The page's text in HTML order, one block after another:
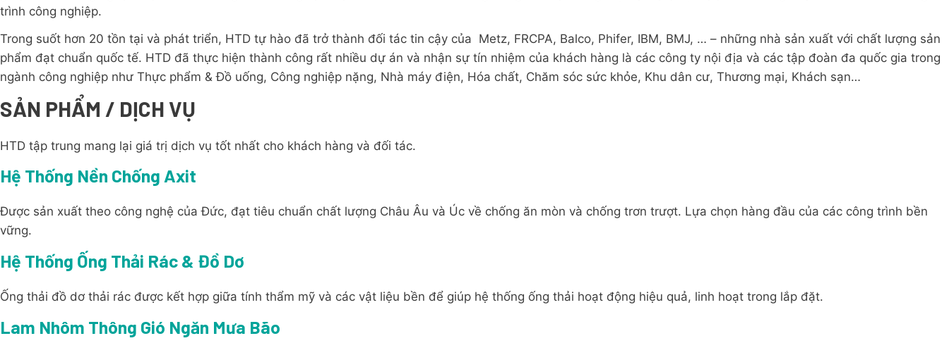
trình công nghiệp.
Trong suốt hơn 20 tồn tại và phát triển, HTD tự hào đã trở thành đối tác tin cậy của Metz, FRCPA, Balco, Phifer, IBM, BMJ, … – những nhà sản xuất với chất lượng sản
phẩm đạt chuẩn quốc tế. HTD đã thực hiện thành công rất nhiều dự án và nhận sự tín nhiệm của khách hàng là các công ty nội địa và các tập đoàn đa quốc gia trong
ngành công nghiệp như Thực phẩm & Đồ uống, Công nghiệp nặng, Nhà máy điện, Hóa chất, Chăm sóc sức khỏe, Khu dân cư, Thương mại, Khách sạn…
SẢN PHẨM / DỊCH VỤ
HTD tập trung mang lại giá trị dịch vụ tốt nhất cho khách hàng và đối tác.
Hệ Thống Nền Chống Axit
Được sản xuất theo công nghệ của Đức, đạt tiêu chuẩn chất lượng Châu Âu và Úc về chống ăn mòn và chống trơn trượt. Lựa chọn hàng đầu của các công trình bền
vững.
Hệ Thống Ống Thải Rác & Đồ Dơ
Ống thải đồ dơ thải rác được kết hợp giữa tính thẩm mỹ và các vật liệu bền để giúp hệ thống ống thải hoạt động hiệu quả, linh hoạt trong lắp đặt.
Lam Nhôm Thông Gió Ngăn Mưa Bão